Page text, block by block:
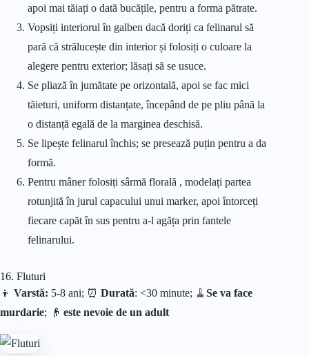
apoi mai tăiați o dată bucățile, pentru a forma pătrate.
Vopsiți interiorul în galben dacă doriți ca felinarul să
pară că strălucește din interior și folosiți o culoare la
alegere pentru exterior; lăsați să se usuce.
Se pliază în jumătate pe orizontală, apoi se fac mici
tăieturi, uniform distanțate, începând de pe pliu până la
o distanță egală de la marginea deschisă.
Se lipește felinarul închis; se presează puțin pentru a da
formă.
Pentru mâner folosiți sârmă florală , modelați partea
rotunjită în jurul capacului unui marker, apoi întorceți
fiecare capăt în sus pentru a-l agăța prin fantele
felinarului.
16. Fluturi
👦 Varstă: 5-8 ani; ⏰ Durată: <30 minute; 🧹 Se va face
murdarie; 👴 este nevoie de un adult